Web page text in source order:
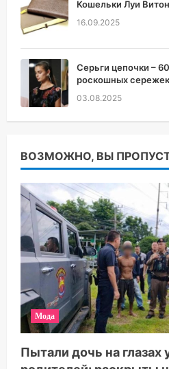
Кошельки Луи Витон
16.09.2025
Серьги цепочки –
роскошных
03.08.2025
ВОЗМОЖНО, ВЫ
Мода
Пытали дочь на глазах